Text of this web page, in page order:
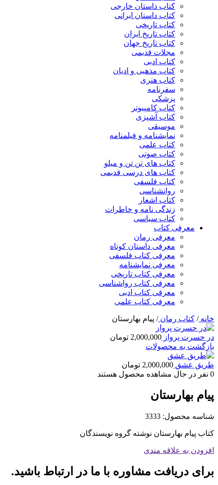
کتاب داستان خارجی
کتاب داستان ایرانی
کتاب تاریخی
کتاب تاریخ ایران
کتاب تاریخ جهان
مجلات قدیمی
کتاب ادبی
کتاب مذهبی و ادیان
کتاب هنری
سفرنامه
پزشکی
کتاب کامپیوتر
کتاب آشپزی
موسیقی
نمایشنامه و فیلمنامه
کتاب علمی
کتاب صوتی
کتاب های تن تن و میلو
کتاب های درسی قدیمی
کتاب فلسفی
روانشناسی
کتاب اشعار
زندگی نامه و خاطرات
کتاب سیاسی
معرفی کتاب
معرفی رمان
معرفی داستان کوتاه
معرفی کتاب فلسفی
معرفی نمایشنامه
معرفی کتاب تاریخی
معرفی کتاب رواشناسی
معرفی کتاب ادبی
معرفی کتاب علمی
خانه/ کتاب رمان/ پیام بهارستان
در حسرت پرواز 2,000,000 تومان
بازگشت به محصولات
طریق عشق 2,000,000 تومان
0 نفر در حال مشاهده محصول هستند
پیام بهارستان
شناسه محصول: 3333
کتاب پیام بهارستان نوشته گروه نویسندگان
افزودن به علاقه مندی
برای دریافت مشاوره با ما در ارتباط باشید.